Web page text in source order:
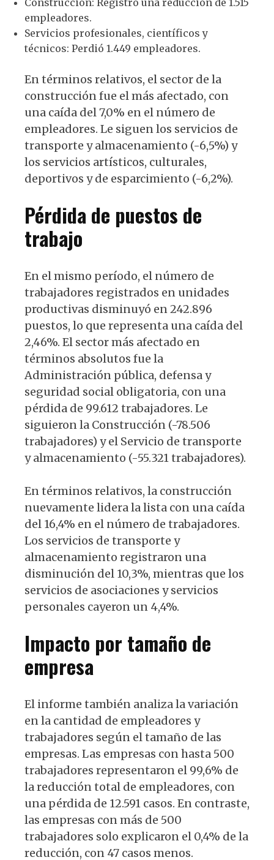
Construcción: Registró una reducción de 1.515
empleadores.
Servicios profesionales, científicos y
técnicos: Perdió 1.449 empleadores.
En términos relativos, el sector de la
construcción fue el más afectado, con
una caída del 7,0% en el número de
empleadores. Le siguen los servicios de
transporte y almacenamiento (-6,5%) y
los servicios artísticos, culturales,
deportivos y de esparcimiento (-6,2%).
Pérdida de puestos de
trabajo
En el mismo período, el número de
trabajadores registrados en unidades
productivas disminuyó en 242.896
puestos, lo que representa una caída del
2,46%. El sector más afectado en
términos absolutos fue la
Administración pública, defensa y
seguridad social obligatoria, con una
pérdida de 99.612 trabajadores. Le
siguieron la Construcción (-78.506
trabajadores) y el Servicio de transporte
y almacenamiento (-55.321 trabajadores).
En términos relativos, la construcción
nuevamente lidera la lista con una caída
del 16,4% en el número de trabajadores.
Los servicios de transporte y
almacenamiento registraron una
disminución del 10,3%, mientras que los
servicios de asociaciones y servicios
personales cayeron un 4,4%.
Impacto por tamaño de
empresa
El informe también analiza la variación
en la cantidad de empleadores y
trabajadores según el tamaño de las
empresas. Las empresas con hasta 500
trabajadores representaron el 99,6% de
la reducción total de empleadores, con
una pérdida de 12.591 casos. En contraste,
las empresas con más de 500
trabajadores solo explicaron el 0,4% de la
reducción, con 47 casos menos.